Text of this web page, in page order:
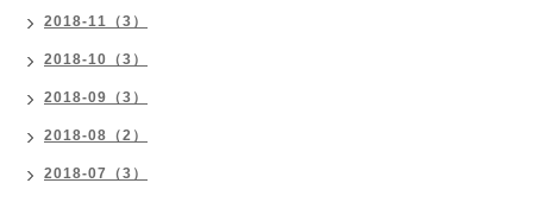
2018-11（3）
2018-10（3）
2018-09（3）
2018-08（2）
2018-07（3）